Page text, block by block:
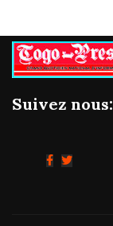
Suivez nous: